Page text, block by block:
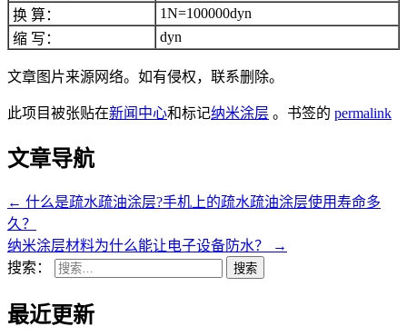
换 算：
1N=100000dyn
缩 写：
dyn
文章图片来源网络。如有侵权，联系删除。
此项目被张贴在新闻中心和标记纳米涂层 。书签的 permalink
文章导航
← 什么是疏水疏油涂层?手机上的疏水疏油涂层使用寿命多
久？
纳米涂层材料为什么能让电子设备防水？
→
搜索：
最近更新